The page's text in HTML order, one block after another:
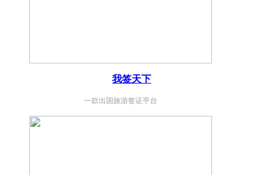
我签天下
一款出国旅游签证平台